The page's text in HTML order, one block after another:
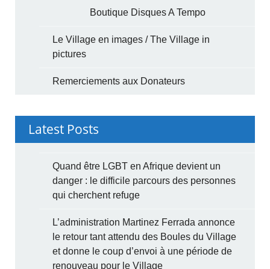
Boutique Disques A Tempo
Le Village en images / The Village in
pictures
Remerciements aux Donateurs
Latest Posts
Quand être LGBT en Afrique devient un
danger : le difficile parcours des personnes
qui cherchent refuge
L’administration Martinez Ferrada annonce
le retour tant attendu des Boules du Village
et donne le coup d’envoi à une période de
renouveau pour le Village